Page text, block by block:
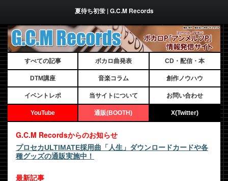
夏待ち初蛍 | G.C.M Records
すべての記事 ボカロ曲発表 CD・配信・本
DTM講座 音楽コラム 創作ノウハウ
イベントレポ 当サイトについて お問い合わせ
YouTube 通販(BOOTH) X(Twitter)
G.C.M Recordsからのお知らせ
プロセカULTIMATE採用曲「人生」ダウンロードカードや各
種グッズの通販実施中！
最新記事